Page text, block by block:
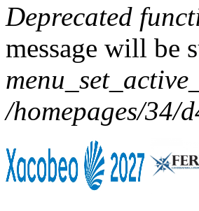
Deprecated
message will be
/homepages/34/